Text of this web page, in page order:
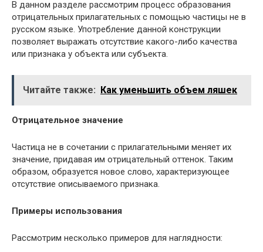
В данном разделе рассмотрим процесс образования
отрицательных прилагательных с помощью частицы не в
русском языке. Употребление данной конструкции
позволяет выражать отсутствие какого-либо качества
или признака у объекта или субъекта.
Читайте также: Как уменьшить объем ляшек
Отрицательное значение
Частица не в сочетании с прилагательными меняет их
значение, придавая им отрицательный оттенок. Таким
образом, образуется новое слово, характеризующее
отсутствие описываемого признака.
Примеры использования
Рассмотрим несколько примеров для наглядности: